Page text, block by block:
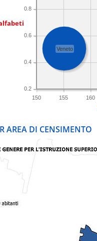
150 155 160
0.2
0.4
0.6
0.8
Veneto
AREA DI CENSIMENTO